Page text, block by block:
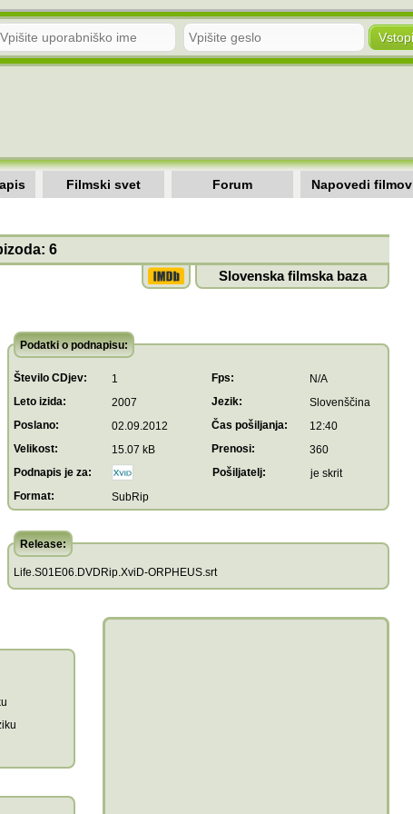
Filmski svet Forum Napovedi filmov
6
Slovenska filmska baza
Podatki o podnapisu:
Število CDjev: 1 Fps:
N/A
Leto izida:
2007 Jezik:
Slovenščina
Poslano:
02.09.2012 Čas pošiljanja:
12:40
Velikost:
15.07 kB Prenosi:
360
Podnapis je za:
Pošiljatelj:
je skrit
Format:
SubRip
Release:
Life.S01E06.DVDRip.XviD-ORPHEUS.srt